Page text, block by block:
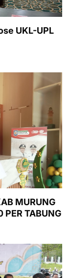
UKL-UPL
MURUNG
PER TABUNG